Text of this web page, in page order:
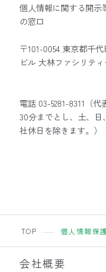
個人情報に関する開示
の窓口
〒101-0054 東京都千
ビル 大林ファシリテ
電話 03-5281-8311（代
30分までとし、土、
社休日を除きます。）
TOP 個人情報保
会社概要